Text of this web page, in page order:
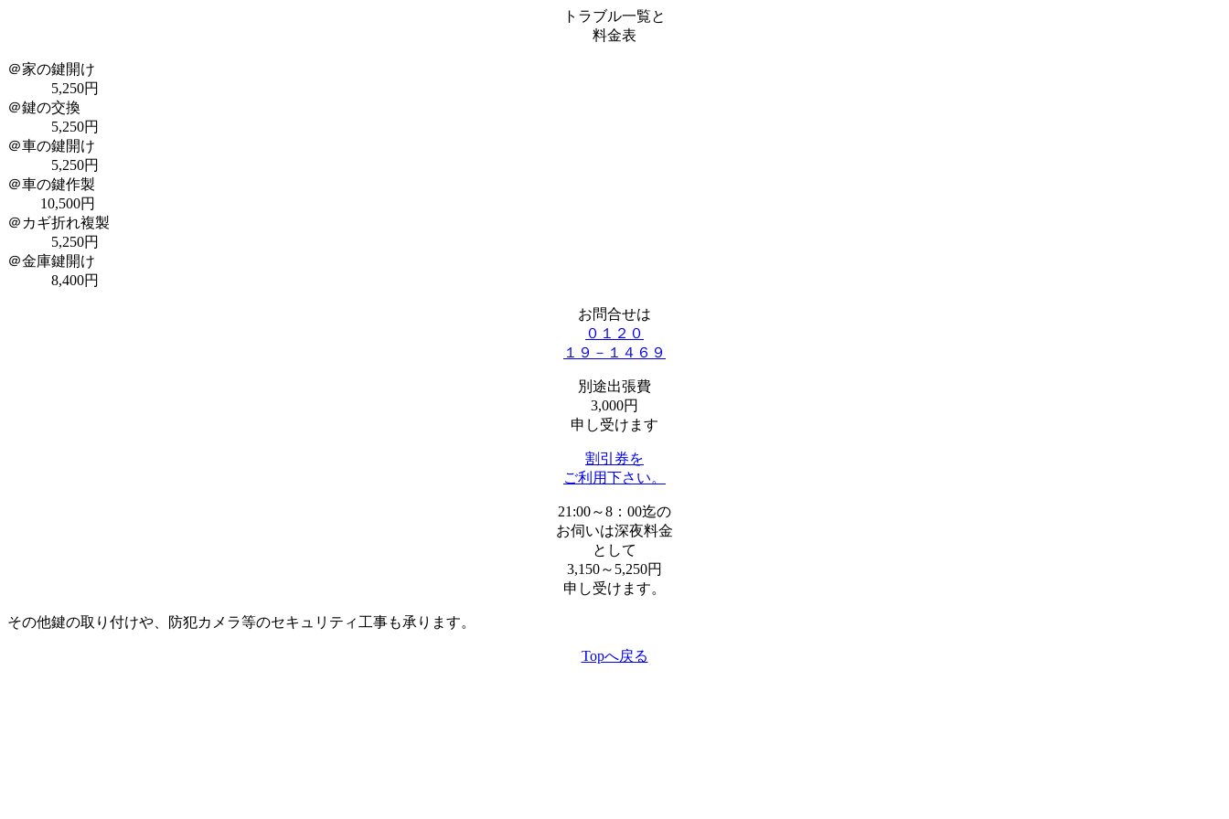
トラブル一覧と
料金表
＠家の鍵開け
5,250円
＠鍵の交換
5,250円
＠車の鍵開け
5,250円
＠車の鍵作製
10,500円
＠カギ折れ複製
5,250円
＠金庫鍵開け
8,400円
お問合せは
０１２０
１９－１４６９
別途出張費
3,000円
申し受けます
割引券を
ご利用下さい。
21:00～8：00迄の
お伺いは深夜料金
として
3,150～5,250円
申し受けます。
その他鍵の取り付けや、防犯カメラ等のセキュリティ工事も承ります。
Topへ戻る